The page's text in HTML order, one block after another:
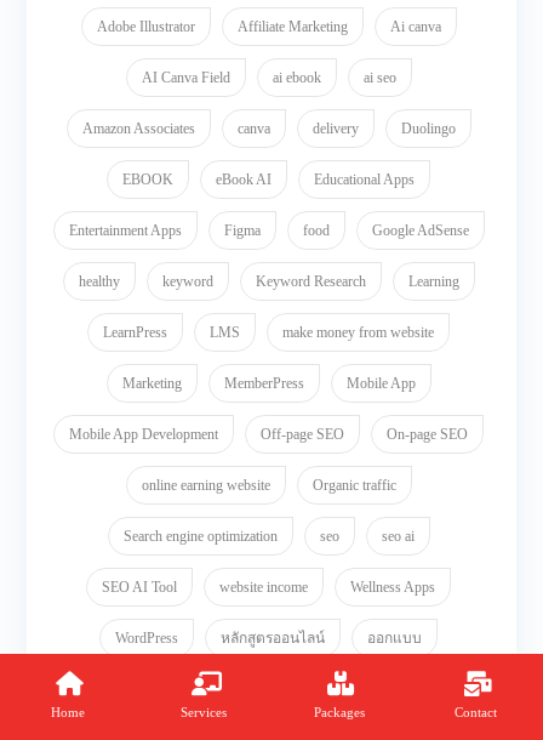
Adobe Illustrator Affiliate Marketing Ai canva
AI Canva Field ai ebook ai seo
Amazon Associates canva delivery Duolingo
EBOOK eBook AI Educational Apps
Entertainment Apps Figma food Google AdSense
healthy keyword Keyword Research Learning
LearnPress LMS make money from website
Marketing MemberPress Mobile App
Mobile App Development Off-page SEO On-page SEO
online earning website Organic traffic
Search engine optimization seo seo ai
SEO AI Tool website income Wellness Apps
WordPress หลักสูตรออนไลน์ ออกแบบ
ออกแบบเวบไซต์ เครื่องมือ SEO AI
Home Services Packages Contact